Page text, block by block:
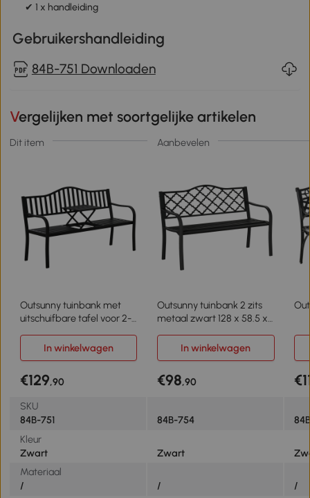
✔ 1 x handleiding
Gebruikershandleiding
84B-751 Downloaden
Vergelijken met soortgelijke artikelen
Dit item Aanbevelen
Outsunny tuinbank met
uitschuifbare tafel voor 2-3
parkbank
Outsunny tuinbank 2 zits
metaal zwart 128 x 58.5 x
In winkelwagen In winkelwagen
€129,90 €98,90
SKU
84B-751
84B-754
Kleur
Zwart
Zwart
Materiaal
/
/
/